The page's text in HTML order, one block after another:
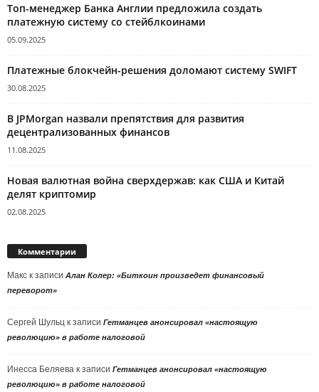
Топ-менеджер Банка Англии предложила создать
платежную систему со стейблкоинами
05.09.2025
Платежные блокчейн-решения доломают систему SWIFT
30.08.2025
В JPMorgan назвали препятствия для развития
децентрализованных финансов
11.08.2025
Новая валютная война сверхдержав: как США и Китай
делят криптомир
02.08.2025
Комментарии
Макс к записи Алан Колер: «Биткоин произведет финансовый
переворот»
Сергей Шульц к записи Гетманцев анонсировал «настоящую
революцию» в работе налоговой
Инесса Беляева к записи Гетманцев анонсировал «настоящую
революцию» в работе налоговой